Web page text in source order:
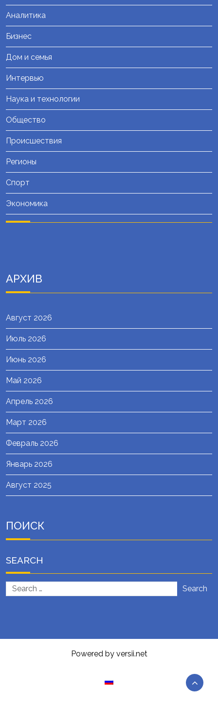
Аналитика
Бизнес
Дом и семья
Интервью
Наука и технологии
Общество
Происшествия
Регионы
Спорт
Экономика
АРХИВ
Август 2026
Июль 2026
Июнь 2026
Май 2026
Апрель 2026
Март 2026
Февраль 2026
Январь 2026
Август 2025
ПОИСК
SEARCH
Search
Powered by versii.net